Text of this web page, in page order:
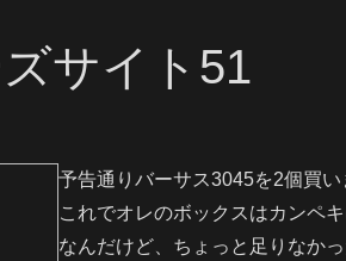
サイト51
予告通りバーサス3045を2個買い
これでオレのボックスはカンペ
なんだけど、ちょっと足りなかっ